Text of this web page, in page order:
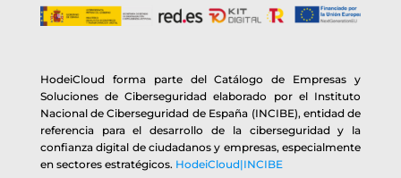
HodeiCloud forma parte del Catálogo de Empresas y
Soluciones de Ciberseguridad elaborado por el Instituto
Nacional de Ciberseguridad de España (INCIBE), entidad de
referencia para el desarrollo de la ciberseguridad y la
confianza digital de ciudadanos y empresas, especialmente
en sectores estratégicos. HodeiCloud|INCIBE